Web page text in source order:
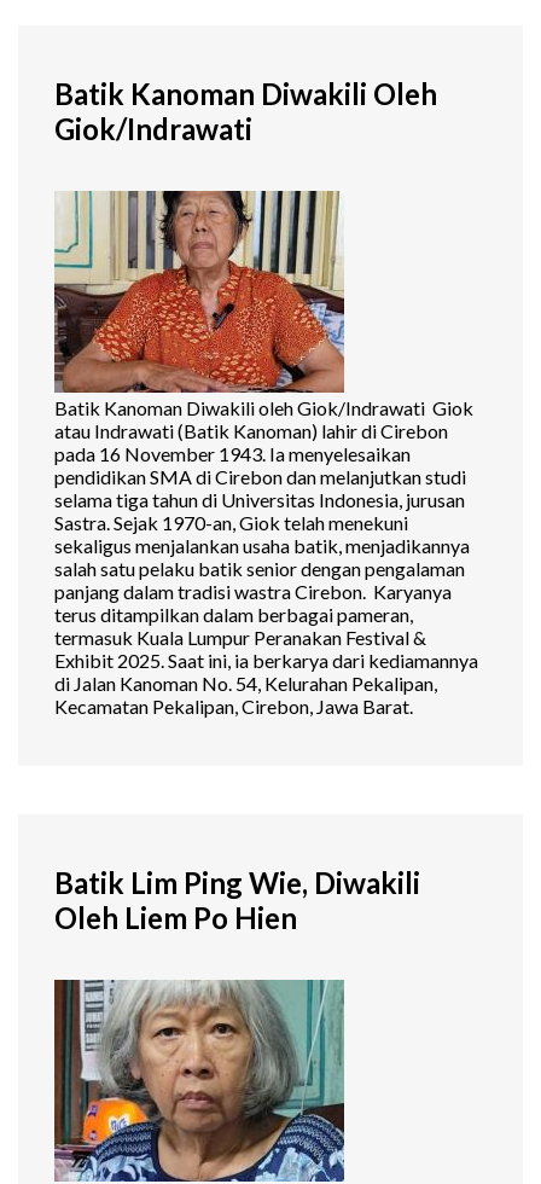
Batik Kanoman Diwakili Oleh
Giok/Indrawati
Batik Kanoman Diwakili oleh Giok/Indrawati Giok
atau Indrawati (Batik Kanoman) lahir di Cirebon
pada 16 November 1943. Ia menyelesaikan
pendidikan SMA di Cirebon dan melanjutkan studi
selama tiga tahun di Universitas Indonesia, jurusan
Sastra. Sejak 1970-an, Giok telah menekuni
sekaligus menjalankan usaha batik, menjadikannya
salah satu pelaku batik senior dengan pengalaman
panjang dalam tradisi wastra Cirebon. Karyanya
terus ditampilkan dalam berbagai pameran,
termasuk Kuala Lumpur Peranakan Festival &
Exhibit 2025. Saat ini, ia berkarya dari kediamannya
di Jalan Kanoman No. 54, Kelurahan Pekalipan,
Kecamatan Pekalipan, Cirebon, Jawa Barat.
Batik Lim Ping Wie, Diwakili
Oleh Liem Po Hien